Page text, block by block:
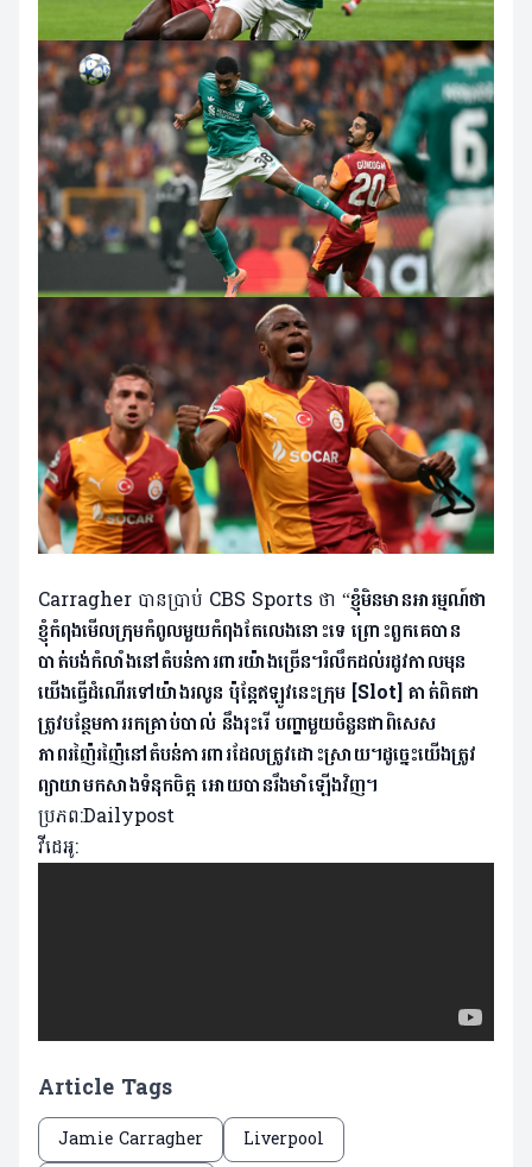
Carragher បានប្រាប់ CBS Sports ថា “ខ្ញុំមិនមានអារម្មណ៍ថា
ខ្ញុំកំពុងមើលក្រុមកំពូលមួយកំពុងតែលេងនោះទេ ព្រោះពួកគេបាន
បាត់បង់កំលាំងនៅតំបន់ការពារយ៉ាងច្រើន។រំលឹកដល់រដូវកាលមុន
យើងធ្វើដំណើរទៅយ៉ាងរលូន ប៉ុន្តែឥឡូវនេះក្រុម [Slot] គាត់ពិតជា
ត្រូវបន្ថែមការរកគ្រាប់បាល់ នឹងរុះរើ បញ្ហាមួយចំនួនជាពិសេស
ភាពរញ៉ៃរញ៉ៃនៅតំបន់ការពារដែលត្រូវដោះស្រាយ។ដូច្នេះយើងត្រូវ
ព្យាយាមកសាងទំនុកចិត្ត អោយបានរឹងមាំឡើងវិញ។
ប្រភព:Dailypost
វីដេអូ:
Article Tags
Jamie Carragher
Liverpool